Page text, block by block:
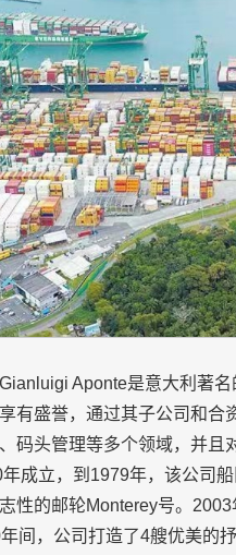
Aponte是意大利著
有盛誉，通过其子公司和合
码头管理等多个领域，并且
成立，到1979年，该公司
性的邮轮Monterey号。
间，公司打造了4艘优美的